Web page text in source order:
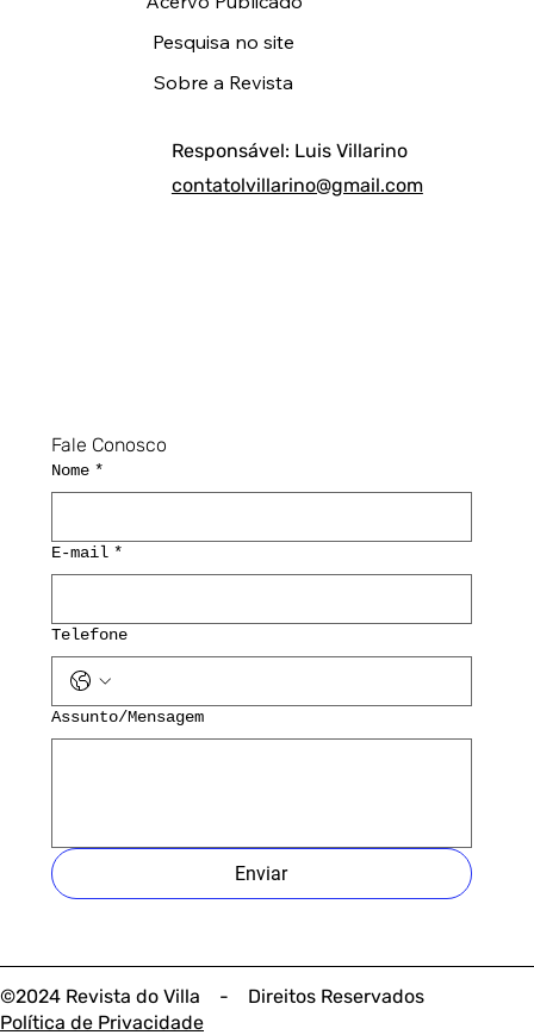
©2024 Revista do Villa - Direitos Reservados
Política de Privacidade
Fale Conosco
Nome *
E-mail *
Telefone
Assunto/Mensagem
Enviar
Responsável: Luis Villarino
contatolvillarino@gmail.com
Pesquisa no site
Sobre a Revista